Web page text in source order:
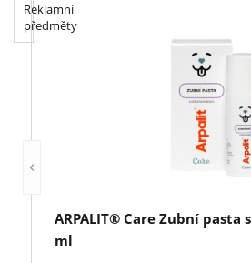
Reklamní
předměty
ARPALIT® Care Zubní
ml